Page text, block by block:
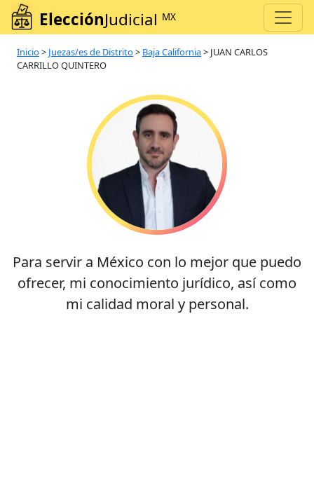
ElecciónJudicial MX
Inicio > Juezas/es de Distrito > Baja California> JUAN CARLOS
CARRILLO QUINTERO
Para servir a México con lo mejor que puedo
ofrecer, mi conocimiento jurídico, así como
mi calidad moral y personal.